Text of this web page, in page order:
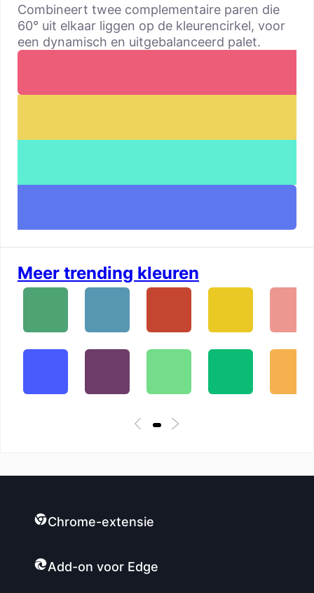
Combineert twee complementaire paren die
60° uit elkaar liggen op de kleurencirkel, voor
een dynamisch en uitgebalanceerd palet.
Meer trending kleuren
Chrome-extensie
Add-on voor Edge